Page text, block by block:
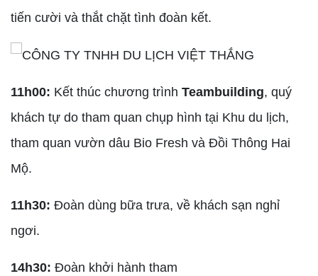
tiến cười và thắt chặt tình đoàn kết.
11h00: Kết thúc chương trình Teambuilding, quý
khách tự do tham quan chụp hình tại Khu du lịch,
tham quan vườn dâu Bio Fresh và Đồi Thông Hai
Mộ.
11h30: Đoàn dùng bữa trưa, về khách sạn nghỉ
ngơi.
14h30: Đoàn khởi hành tham